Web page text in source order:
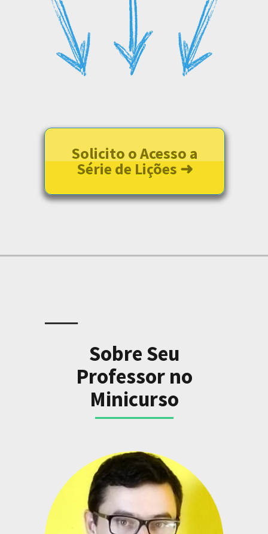
Solicito o Acesso a
Série de Lições ➜
Sobre Seu
Professor no
Minicurso